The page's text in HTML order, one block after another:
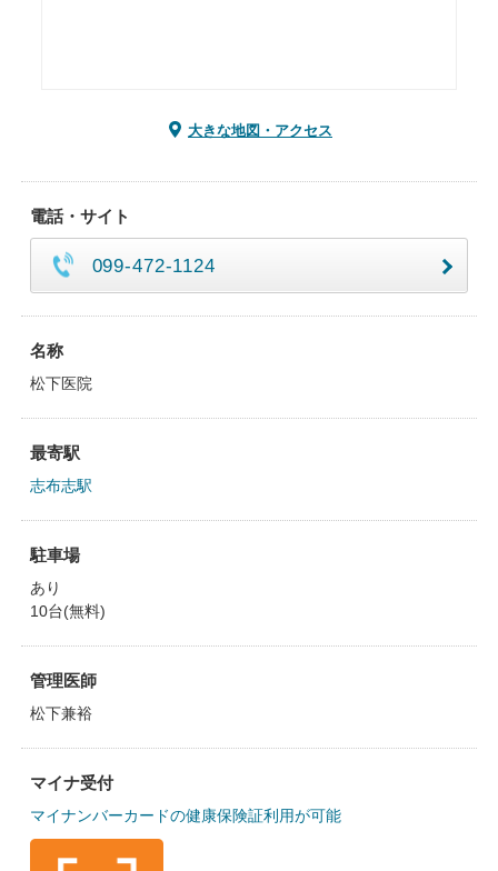
大きな地図・アクセス
電話・サイト
099-472-1124
名称
松下医院
最寄駅
志布志駅
駐車場
あり
10台(無料)
管理医師
松下兼裕
マイナ受付
マイナンバーカードの健康保険証利用が可能